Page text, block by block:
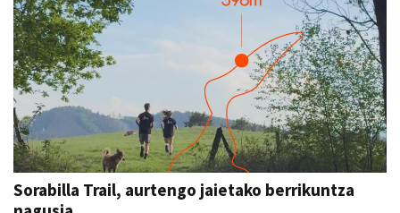
Sorabilla Trail, aurtengo jaietako berrikuntza